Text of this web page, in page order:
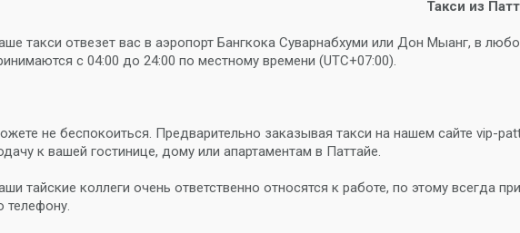
Такси из
такси отвезет вас в аэропорт Бангкока Суварнабхуми или Дон Мыанг, в
с 04:00 до 24:00 по местному времени (UTC+07:00).
не беспокоиться. Предварительно заказывая такси на нашем сайте vip-
к вашей гостинице, дому или апартаментам в Паттайе.
тайские коллеги очень ответственно относятся к работе, по этому всегда
телефону.